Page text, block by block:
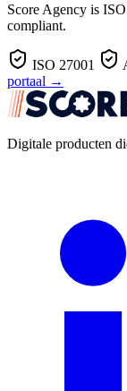
Score Agency is
compliant.
ISO 27001
portaal →
Digitale producten